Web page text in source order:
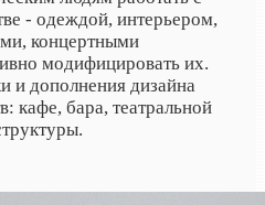
- одеждой, интерьером,
концертными
модифицировать их.
и дополнения дизайна
кафе, бара, театральной